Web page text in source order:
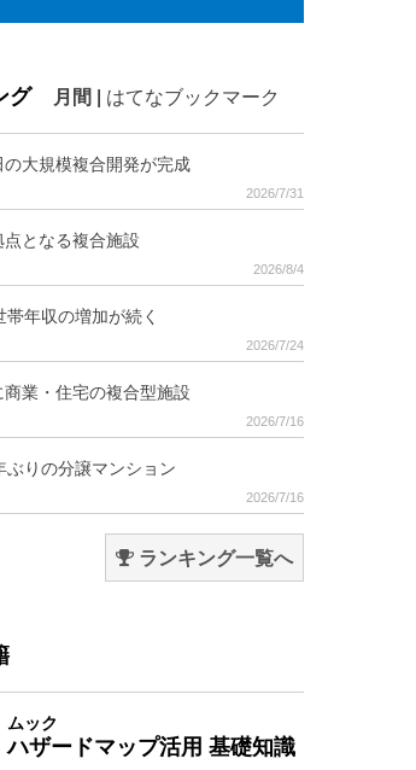
グ 月間 はてなブックマーク
大規模複合開発が完成
2026/7/31
となる複合施設
2026/8/4
年収の増加が続く
2026/7/24
業・住宅の複合型施設
2026/7/16
りの分譲マンション
2026/7/16
ランキング一覧へ
ムック
ハザードマップ活用 基礎知識